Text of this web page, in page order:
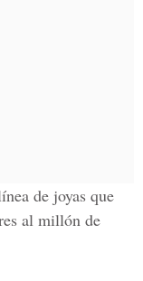
de joyas que
al millón de